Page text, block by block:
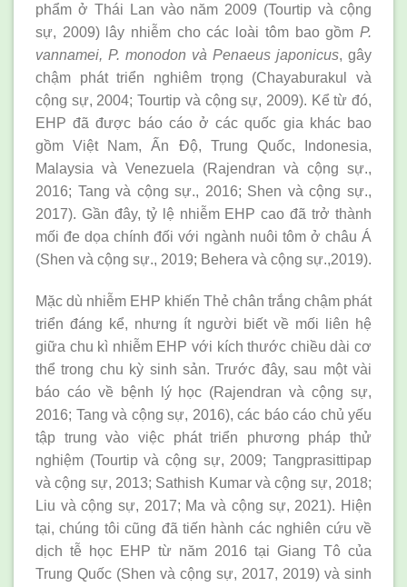
phẩm ở Thái Lan vào năm 2009 (Tourtip và cộng
sự, 2009) lây nhiễm cho các loài tôm bao gồm P.
vannamei, P. monodon và Penaeus japonicus, gây
chậm phát triển nghiêm trọng (Chayaburakul và
cộng sự, 2004; Tourtip và cộng sự, 2009). Kể từ đó,
EHP đã được báo cáo ở các quốc gia khác bao
gồm Việt Nam, Ấn Độ, Trung Quốc, Indonesia,
Malaysia và Venezuela (Rajendran và cộng sự.,
2016; Tang và cộng sự., 2016; Shen và cộng sự.,
2017). Gần đây, tỷ lệ nhiễm EHP cao đã trở thành
mối đe dọa chính đối với ngành nuôi tôm ở châu Á
(Shen và cộng sự., 2019; Behera và cộng sự.,2019).
Mặc dù nhiễm EHP khiến Thẻ chân trắng chậm phát
triển đáng kể, nhưng ít người biết về mối liên hệ
giữa chu kì nhiễm EHP với kích thước chiều dài cơ
thể trong chu kỳ sinh sản. Trước đây, sau một vài
báo cáo về bệnh lý học (Rajendran và cộng sự,
2016; Tang và cộng sự, 2016), các báo cáo chủ yếu
tập trung vào việc phát triển phương pháp thử
nghiệm (Tourtip và cộng sự, 2009; Tangprasittipap
và cộng sự, 2013; Sathish Kumar và cộng sự, 2018;
Liu và cộng sự, 2017; Ma và cộng sự, 2021). Hiện
tại, chúng tôi cũng đã tiến hành các nghiên cứu về
dịch tễ học EHP từ năm 2016 tại Giang Tô của
Trung Quốc (Shen và cộng sự, 2017, 2019) và sinh